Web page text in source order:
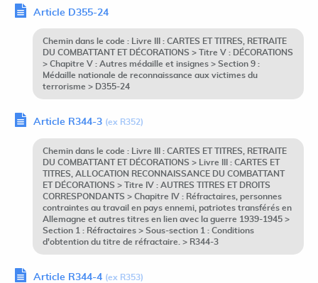
Article D355-24
Chemin dans le code : Livre III : CARTES ET TITRES, RETRAITE
DU COMBATTANT ET DÉCORATIONS > Titre V : DÉCORATIONS
> Chapitre V : Autres médaille et insignes > Section 9 :
Médaille nationale de reconnaissance aux victimes du
terrorisme > D355-24
Article R344-3 (ex R352)
Chemin dans le code : Livre III : CARTES ET TITRES, RETRAITE
DU COMBATTANT ET DÉCORATIONS > Livre III : CARTES ET
TITRES, ALLOCATION RECONNAISSANCE DU COMBATTANT
ET DÉCORATIONS > Titre IV : AUTRES TITRES ET DROITS
CORRESPONDANTS > Chapitre IV : Réfractaires, personnes
contraintes au travail en pays ennemi, patriotes transférés en
Allemagne et autres titres en lien avec la guerre 1939-1945 >
Section 1 : Réfractaires > Sous-section 1 : Conditions
d'obtention du titre de réfractaire. > R344-3
Article R344-4 (ex R353)